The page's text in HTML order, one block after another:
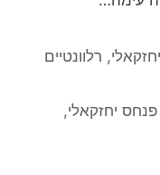
, רלוונטיים
פנחס יחזקאלי,